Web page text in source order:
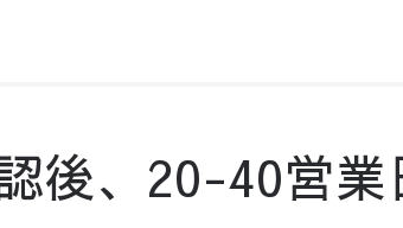
後、20-40営